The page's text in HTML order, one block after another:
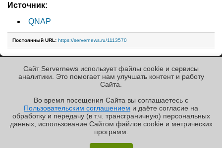
✖
Источник:
QNAP
Постоянный URL: https://servernews.ru/1113570
« Назад к ленте
Copyright ©2010-2026
Servernews.Пользовательское
соглашение
Сайт Servernews использует файлы cookie и сервисы
аналитики. Это помогает нам улучшать контент и работу
Cайта.
Во время посещения Cайта вы соглашаетесь с
Пользовательским соглашением и даёте согласие на
обработку и передачу (в т.ч. трансграничную) персональных
данных, использование Cайтом файлов cookie и метрических
программ.